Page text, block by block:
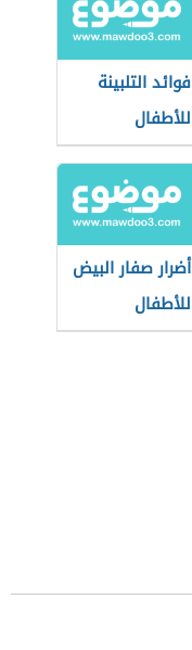
فوائد التلبينة
للأطفال
أضرار صفار البيض
للأطفال